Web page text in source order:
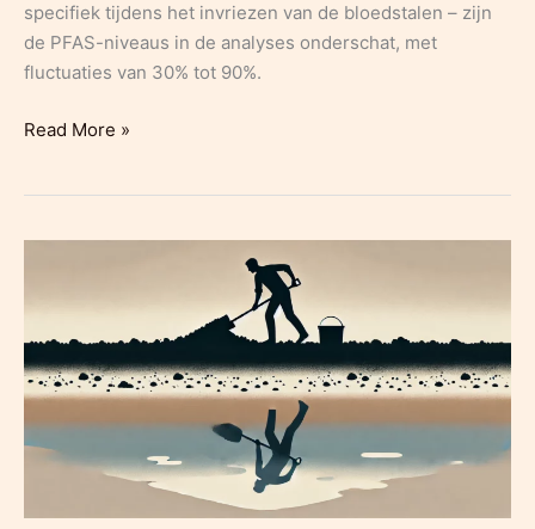
specifiek tijdens het invriezen van de bloedstalen – zijn
de PFAS-niveaus in de analyses onderschat, met
fluctuaties van 30% tot 90%.
Onderschatting
van
analyses
in
Wallonië:
wat
zijn
voor
Read More »